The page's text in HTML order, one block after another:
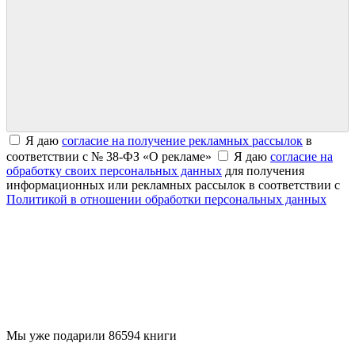
Я даю согласие на получение рекламных рассылок в
соответствии с № 38-ФЗ «О рекламе»
Я даю согласие на
обработку своих персональных данных для получения
информационных или рекламных рассылок в соответствии с
Политикой в отношении обработки персональных данных
Мы уже подарили 86594 книги